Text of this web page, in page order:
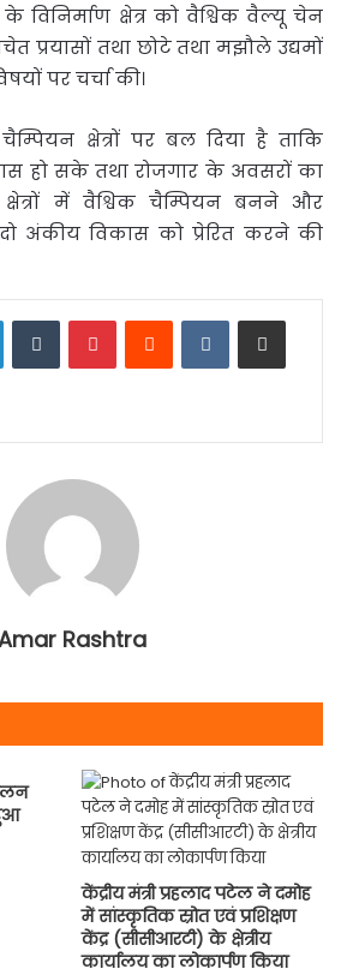
विनिर्माण क्षेत्र को वैश्विक वैल्यू चेन
प्रयासों तथा छोटे तथा मझौले उद्यमों
पर चर्चा की।
क्षेत्रों पर बल दिया है ताकि
हो सके तथा रोजगार के अवसरों का
में वैश्विक चैम्पियन बनने और
दो अंकीय विकास को प्रेरित करने की
LinkedInTumblrPinterestReddit VKontakteShare via Email
Rashtra
केंद्रीय मंत्री प्रहलाद पटेल ने दमोह
में सांस्कृतिक स्रोत एवं प्रशिक्षण
केंद्र (सीसीआरटी) के क्षेत्रीय
कार्यालय का लोकार्पण किया